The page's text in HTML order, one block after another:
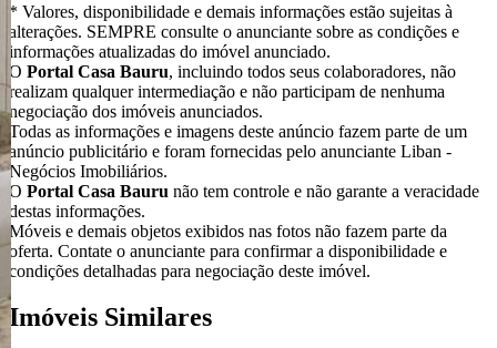
* Valores, disponibilidade e demais informações estão sujeitas à
alterações. SEMPRE consulte o anunciante sobre as condições e
informações atualizadas do imóvel anunciado.
O Portal Casa Bauru, incluindo todos seus colaboradores, não
realizam qualquer intermediação e não participam de nenhuma
negociação dos imóveis anunciados.
Todas as informações e imagens deste anúncio fazem parte de um
anúncio publicitário e foram fornecidas pelo anunciante Liban -
Negócios Imobiliários.
O Portal Casa Bauru não tem controle e não garante a veracidade
destas informações.
Móveis e demais objetos exibidos nas fotos não fazem parte da
oferta. Contate o anunciante para confirmar a disponibilidade e
condições detalhadas para negociação deste imóvel.
Imóveis Similares